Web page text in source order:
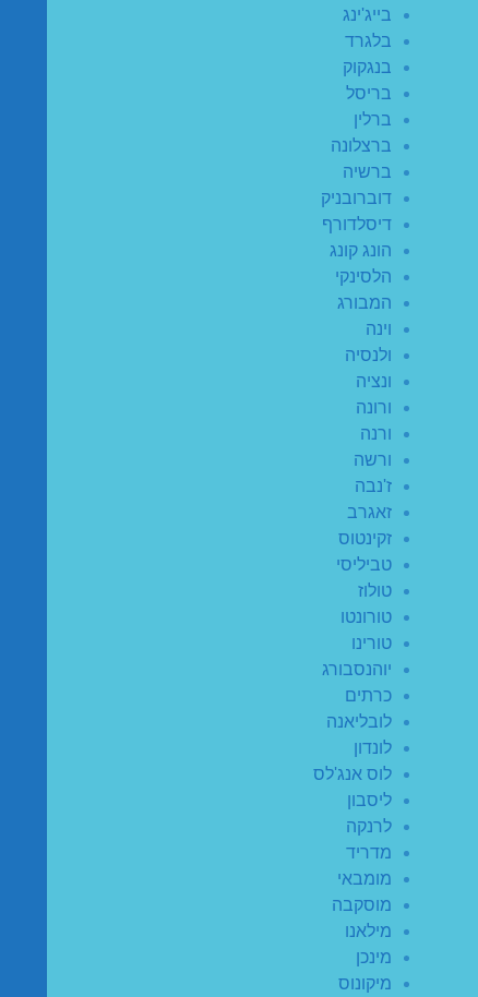
בייג'ינג
בלגרד
בנגקוק
בריסל
ברלין
ברצלונה
ברשיה
דוברובניק
דיסלדורף
הונג קונג
הלסינקי
המבורג
וינה
ולנסיה
ונציה
ורונה
ורנה
ורשה
ז'נבה
זאגרב
זקינטוס
טביליסי
טולוז
טורונטו
טורינו
יוהנסבורג
כרתים
לובליאנה
לונדון
לוס אנג'לס
ליסבון
לרנקה
מדריד
מומבאי
מוסקבה
מילאנו
מינכן
מיקונוס